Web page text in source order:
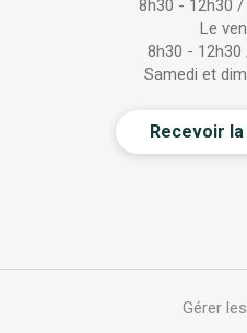
8h30 - 12h30
Le
8h30 -
Samedi et
Recevoir
Gérer